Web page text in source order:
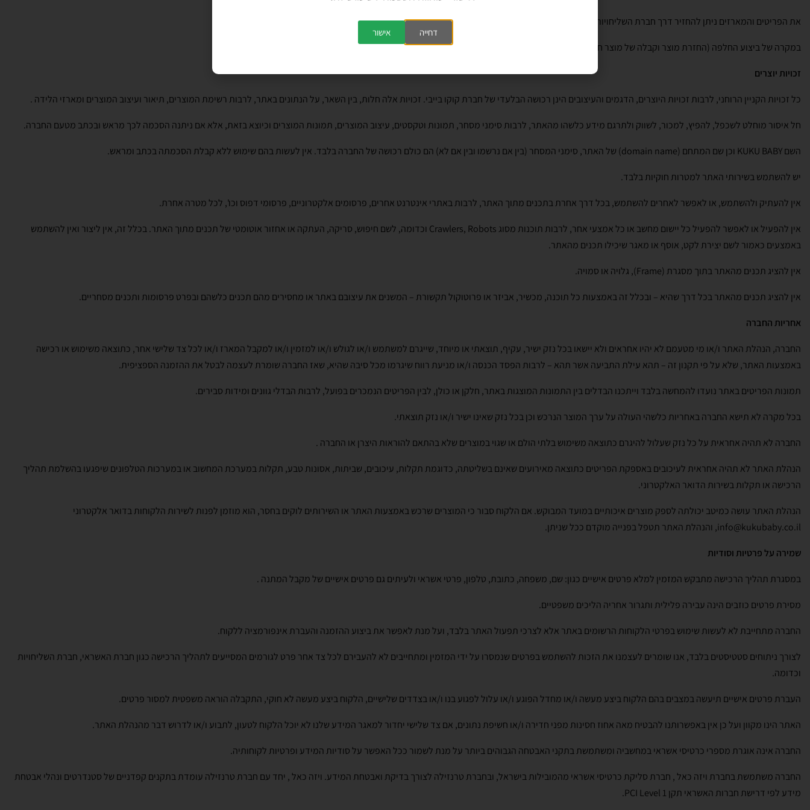
את הפריטים והמארזים ניתן להחזיר דרך חברת השליחויות לכתובת מנחם בגין 8 רמת השרון או לתאם מראש הגעה לסטודיו.
במקרה של ביצוע החלפה (החזרת מוצר וקבלה של מוצר חדש במקומו) עם חברת שליחויות העלות תהיה 60 ש"ח.
זכויות יוצרים
כל זכויות הקניין הרוחני, לרבות זכויות היוצרים, הדגמים והעיצובים הינן רכושה הבלעדי של חברת קוקו בייבי. זכויות אלה חלות, בין השאר, על הנתונים באתר, לרבות רשימת המוצרים, תיאור ועיצוב המוצרים ומארזי הלידה .
חל איסור מוחלט לשכפל, להפיץ, למכור, לשווק ולתרגם מידע כלשהו מהאתר, לרבות סימני מסחר, תמונות וטקסטים, עיצוב המוצרים, תמונות המוצרים וכיוצא בזאת, אלא אם ניתנה הסכמה לכך מראש ובכתב מטעם החברה.
השם KUKU BABY וכן שם המתחם (domain name) של האתר, סימני המסחר (בין אם נרשמו ובין אם לא) הם כולם רכושה של החברה בלבד. אין לעשות בהם שימוש ללא קבלת הסכמתה בכתב ומראש.
יש להשתמש בשירותי האתר למטרות חוקיות בלבד.
אין להעתיק ולהשתמש, או לאפשר לאחרים להשתמש, בכל דרך אחרת בתכנים מתוך האתר, לרבות באתרי אינטרנט אחרים, פרסומים אלקטרוניים, פרסומי דפוס וכו', לכל מטרה אחרת.
אין להפעיל או לאפשר להפעיל כל יישום מחשב או כל אמצעי אחר, לרבות תוכנות מסוג Crawlers, Robots וכדומה, לשם חיפוש, סריקה, העתקה או אחזור אוטומטי של תכנים מתוך האתר. בכלל זה, אין ליצור ואין להשתמש
באמצעים כאמור לשם יצירת לקט, אוסף או מאגר שיכילו תכנים מהאתר.
אין להציג תכנים מהאתר בתוך מסגרת (Frame), גלויה או סמויה.
אין להציג תכנים מהאתר בכל דרך שהיא – ובכלל זה באמצעות כל תוכנה, מכשיר, אביזר או פרוטוקול תקשורת – המשנים את עיצובם באתר או מחסירים מהם תכנים כלשהם ובפרט פרסומות ותכנים מסחריים.
אחריות החברה
החברה, הנהלת האתר ו/או מי מטעמם לא יהיו אחראים ולא יישאו בכל נזק ישיר, עקיף, תוצאתי או מיוחד, שייגרם למשתמש ו/או לגולש ו/או למזמין ו/או למקבל המארז ו/או לכל צד שלישי אחר, כתוצאה משימוש או רכישה
באמצעות האתר, שלא על פי תקנון זה – תהא עילת התביעה אשר תהא – לרבות הפסד הכנסה ו/או מניעת רווח שיגרמו מכל סיבה שהיא, שאז החברה שומרת לעצמה לבטל את ההזמנה הספציפית.
תמונות הפריטים באתר נועדו להמחשה בלבד וייתכנו הבדלים בין התמונות המוצגות באתר, חלקן או כולן, לבין הפריטים הנמכרים בפועל, לרבות הבדלי גוונים ומידות סבירים.
בכל מקרה לא תישא החברה באחריות כלשהי העולה על ערך המוצר הנרכש וכן בכל נזק שאינו ישיר ו/או נזק תוצאתי.
החברה לא תהיה אחראית על כל נזק שעלול להיגרם כתוצאה משימוש בלתי הולם או שגוי במוצרים שלא בהתאם להוראות היצרן או החברה .
הנהלת האתר לא תהיה אחראית לעיכובים באספקת הפריטים כתוצאה מאירועים שאינם בשליטתה, כדוגמת תקלות, עיכובים, שביתות, אסונות טבע, תקלות במערכת המחשוב או במערכות הטלפונים שיפגעו בהשלמת תהליך
הרכישה או תקלות בשירות הדואר האלקטרוני.
הנהלת האתר עושה כמיטב יכולתה לספק מוצרים איכותיים במועד המבוקש. אם הלקוח סבור כי המוצרים שרכש באמצעות האתר או השירותים לוקים בחסר, הוא מוזמן לפנות לשירות הלקוחות בדואר אלקטרוני
info@kukubaby.co.il, והנהלת האתר תטפל בפנייה מוקדם ככל שניתן.
שמירה על פרטיות וסודיות
במסגרת תהליך הרכישה מתבקש המזמין למלא פרטים אישיים כגון: שם, משפחה, כתובת, טלפון, פרטי אשראי ולעיתים גם פרטים אישיים של מקבל המתנה .
מסירת פרטים כוזבים הינה עבירה פלילית ותגרור אחריה הליכים משפטיים.
החברה מתחייבת לא לעשות שימוש בפרטי הלקוחות הרשומים באתר אלא לצרכי תפעול האתר בלבד, ועל מנת לאפשר את ביצוע ההזמנה והעברת אינפורמציה ללקוח.
לצורך ניתוחים סטטיסטים בלבד, אנו שומרים לעצמנו את הזכות להשתמש בפרטים שנמסרו על ידי המזמין ומתחייבים לא להעבירם לכל צד אחר פרט לגורמים המסייעים לתהליך הרכישה כגון חברת האשראי, חברת השליחויות
וכדומה.
העברת פרטים אישיים תיעשה במצבים בהם הלקוח ביצע מעשה ו/או מחדל הפוגע ו/או עלול לפגוע בנו ו/או בצדדים שלישיים, הלקוח ביצע מעשה לא חוקי, התקבלה הוראה משפטית למסור פרטים.
האתר הינו מקוון ועל כן אין באפשרותנו להבטיח מאה אחוז חסינות מפני חדירה ו/או חשיפת נתונים, אם צד שלישי יחדור למאגר המידע שלנו לא יוכל הלקוח לטעון, לתבוע ו/או לדרוש דבר מהנהלת האתר.
החברה אינה אוגרת מספרי כרטיסי אשראי במחשביה ומשתמשת בתקני האבטחה הגבוהים ביותר על מנת לשמור ככל האפשר על סודיות המידע ופרטיות לקוחותיה.
החברה משתמשת בחברת ויזה כאל , חברת סליקת כרטיסי אשראי מהמובילות בישראל, ובחברת טרנזילה לצורך בדיקת ואבטחת המידע. ויזה כאל , יחד עם חברת טרנזילה עומדת בתקנים קפדניים של סטנדרטים ונהלי אבטחת
מידע לפי דרישת חברות האשראי תקן PCI Level 1.
דחייה אישור